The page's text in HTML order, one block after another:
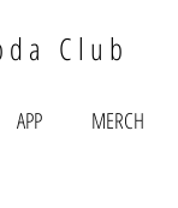
Club
APP MERCH